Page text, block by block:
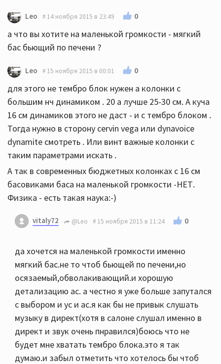
Leo 14 ноября 2015 в 23:49 0
а что вы хотите на маленькой громкости - мягкий
бас бьющий по печени ?
Leo 15 ноября 2015 в 00:01 0
для этого не тембро блок нужен а колонки с
большим нч динамиком . 20 а лучше 25-30 см. А куча
16 см динамиков этого не даст - и с тембро блоком .
Тогда нужно в сторону cervin vega или dynavoice
dynamite смотреть . Или винт важные колонки с
таким параметрами искать .
А так в современных бюджетных колонках с 16 см
басовиками баса на маленькой громкости -НЕТ.
Физика - есть такая наука:-)
vitaly72 @Leo 15 ноября 2015 в 11:24 0
да хочется на маленькой громкости именно
мягкий бас.не то чтоб бьющей по печени,но
осязаемый,обволакивающий.и хорошую
детализацию ас. а честно я уже больше запутался
с выбором и ус и ас.я как бы не привык слушать
музыку в директ(хотя в салоне слушал именно в
директ и звук очень пнравился)боюсь что не
будет мне хватать тембро блока.это я так
думаю.и забыл отметить что хотелось бы чтоб